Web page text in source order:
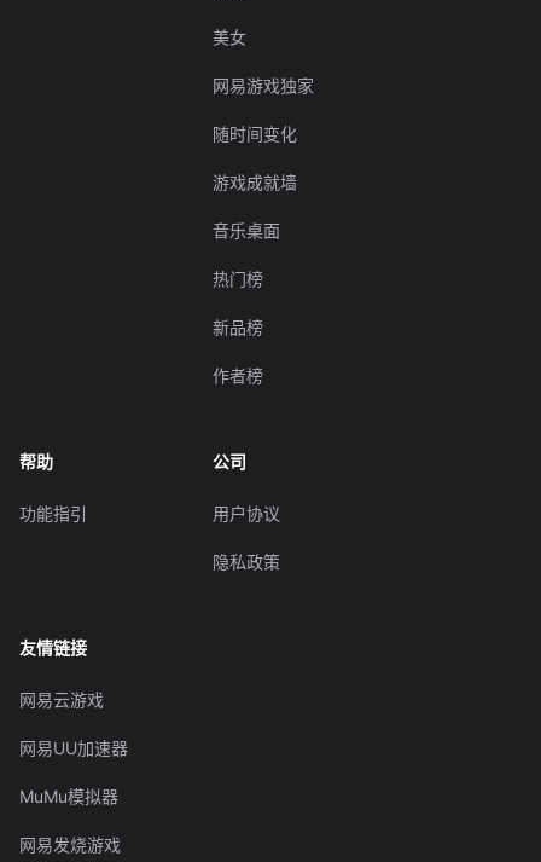
美女
网易游戏独家
随时间变化
游戏成就墙
音乐桌面
热门榜
新品榜
作者榜
帮助
功能指引
公司
用户协议
隐私政策
友情链接
网易云游戏
网易UU加速器
MuMu模拟器
网易发烧游戏